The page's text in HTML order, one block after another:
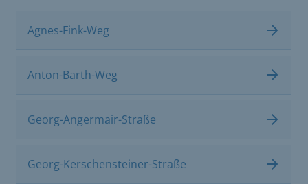
Agnes-Fink-Weg
Anton-Barth-Weg
Georg-Angermair-Straße
Georg-Kerschensteiner-Straße